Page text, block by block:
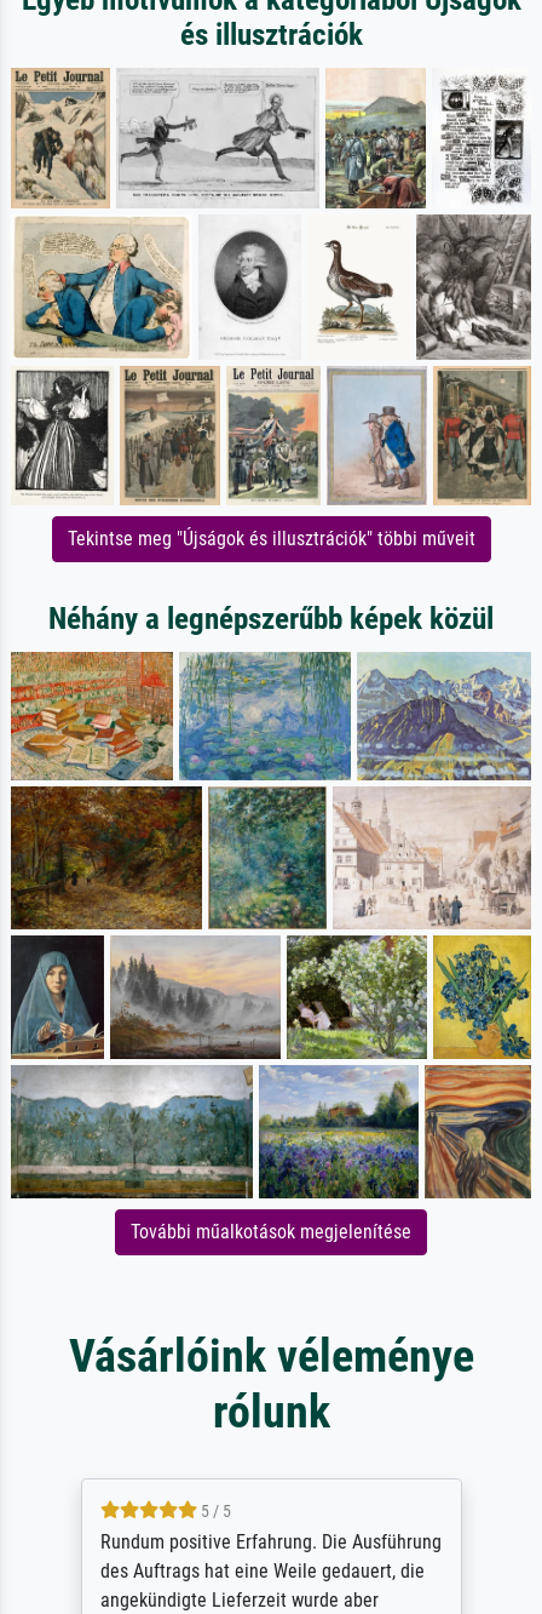
és illusztrációk
Tekintse meg "Újságok és illusztrációk" többi műveit
Néhány a legnépszerűbb képek közül
További műalkotások megjelenítése
Vásárlóink véleménye
rólunk
5 / 5
Rundum positive Erfahrung. Die Ausführung
des Auftrags hat eine Weile gedauert, die
angekündigte Lieferzeit wurde aber